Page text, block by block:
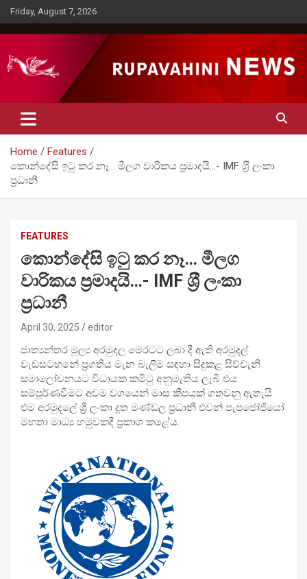
Skip
to
content
Friday, August 7, 2026
Rupavahini News
Home
Features
කොන්දේසි ඉටු කර නෑ… මීලග වාරිකය ප‍්‍රමාදයි…- IMF ශ‍්‍රී ලංකා
ප‍්‍රධානී
FEATURES
කොන්දේසි ඉටු කර නෑ… මීලග
වාරිකය ප‍්‍රමාදයි…- IMF ශ‍්‍රී ලංකා
ප‍්‍රධානී
April 30, 2025 editor
ජාත්‍යන්තර මූල්‍ය අරමුදල මෙරටට ලබා දී ඇති අරමුදල්
වැඩසටහනේ ප්‍රගතිය මැන බැලීම සඳහා සිදුකළ සිව්වැනි
සමාලෝචනයට විධායක කමිටු අනුමැතිය ලැබී එය
සම්පූර්ණවීමට අවම වශයෙන් මාස කීපයක් ගතවනු ඇතැයි
එම අරමුදලේ ශ්‍රී ලංකා දූත මණ්ඩල ප්‍රධානී එවන් පැපජෝජියෝ
මහතා මාධ්‍ය හමුවකදී ප්‍රකාශ කළේය.